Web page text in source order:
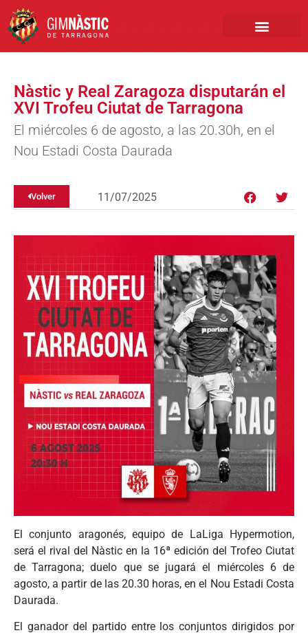
Nàstic y Real Zaragoza disputarán el
XVI Trofeu Ciutat de Tarragona
El miércoles 6 de agosto, a las 20.30h, en el
Nou Estadi Costa Daurada
Volver 11/07/2025
El conjunto aragonés, equipo de LaLiga Hypermotion,
será el rival del Nàstic en la 16ª edición del Trofeo Ciutat
de Tarragona; duelo que se jugará el miércoles 6 de
agosto, a partir de las 20.30 horas, en el Nou Estadi Costa
Daurada.
El ganador del partido entre los conjuntos dirigidos por